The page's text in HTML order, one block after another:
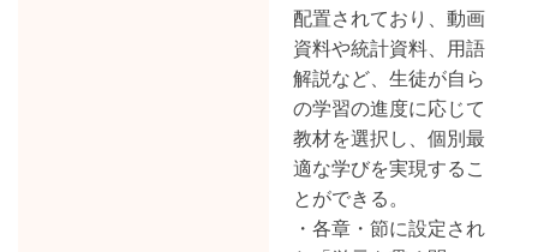
配置されており、動画
資料や統計資料、用語
解説など、生徒が自ら
の学習の進度に応じて
教材を選択し、個別最
適な学びを実現するこ
とができる。
・各章・節に設定され